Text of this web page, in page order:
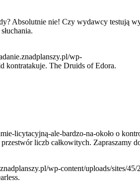
Absolutnie nie! Czy wydawcy testują
wp-
kontratakuje. The Druids of Edora.
licytacyjną-ale-bardzo-na-około o
liczb całkowitych. Zapraszamy
wp-content/uploads/sites/